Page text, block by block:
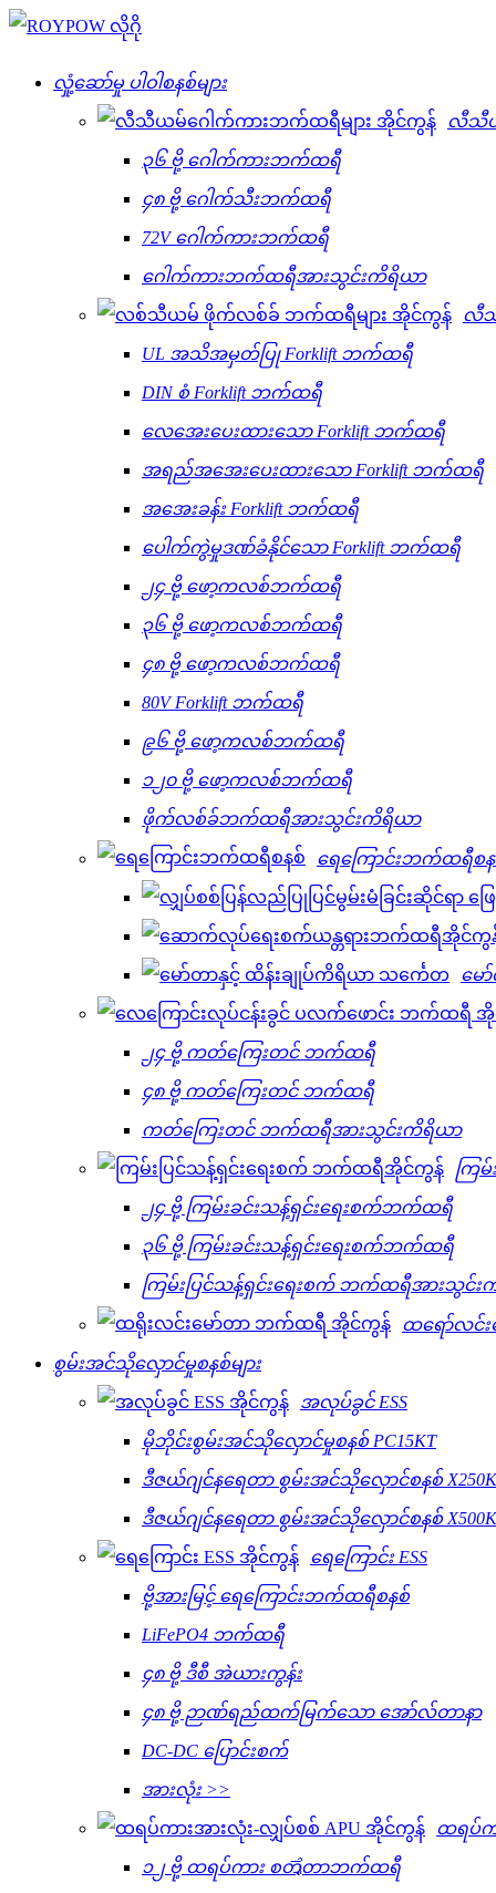
လှုံ့ဆော်မှု ပါဝါစနစ်များ
လီသီယ
၃၆ ဗို့ ဂေါက်ကားဘက်ထရီ
၄၈ ဗို့ ဂေါက်သီးဘက်ထရီ
72V ဂေါက်ကားဘက်ထရီ
ဂေါက်ကားဘက်ထရီအားသွင်းကိရိယာ
လီ
UL အသိအမှတ်ပြု Forklift ဘက်ထရီ
DIN စံ Forklift ဘက်ထရီ
လေအေးပေးထားသော Forklift ဘက်ထရီ
အရည်အအေးပေးထားသော Forklift ဘက်ထရီ
အအေးခန်း Forklift ဘက်ထရီ
ပေါက်ကွဲမှုဒဏ်ခံနိုင်သော Forklift ဘက်ထရီ
၂၄ ဗို့ ဖော့ကလစ်ဘက်ထရီ
၃၆ ဗို့ ဖော့ကလစ်ဘက်ထရီ
၄၈ ဗို့ ဖော့ကလစ်ဘက်ထရီ
80V Forklift ဘက်ထရီ
၉၆ ဗို့ ဖော့ကလစ်ဘက်ထရီ
၁၂၀ ဗို့ ဖော့ကလစ်ဘက်ထရီ
ဖိုက်လစ်ခ်ဘက်ထရီအားသွင်းကိရိယာ
ရေကြောင်းဘက်ထရီစ
မေ
၂၄ ဗို့ ကတ်ကြေးတင် ဘက်ထရီ
၄၈ ဗို့ ကတ်ကြေးတင် ဘက်ထရီ
ကတ်ကြေးတင် ဘက်ထရီအားသွင်းကိရိယာ
ကြ
၂၄ ဗို့ ကြမ်းခင်းသန့်ရှင်းရေးစက်ဘက်ထရီ
၃၆ ဗို့ ကြမ်းခင်းသန့်ရှင်းရေးစက်ဘက်ထရီ
ကြမ်းပြင်သန့်ရှင်းရေးစက် ဘက်ထရီအားသွင်း
ထရော်လင်
စွမ်းအင်သိုလှောင်မှုစနစ်များ
အလုပ်ခွင် ESS
မိုဘိုင်းစွမ်းအင်သိုလှောင်မှုစနစ် PC15KT
ဒီဇယ်ဂျင်နရေတာ စွမ်းအင်သိုလှောင်စနစ်
ဒီဇယ်ဂျင်နရေတာ စွမ်းအင်သိုလှောင်စနစ်
ရေကြောင်း ESS
ဗို့အားမြင့် ရေကြောင်းဘက်ထရီစနစ်
LiFePO4 ဘက်ထရီ
၄၈ ဗို့ ဒီစီ အဲယားကွန်း
၄၈ ဗို့ ဉာဏ်ရည်ထက်မြက်သော အော်လ်တာနာ
DC-DC ပြောင်းစက်
အားလုံး >>
ထရပ်က
၁၂ ဗို့ ထရပ်ကား စတೈတာဘက်ထရီ